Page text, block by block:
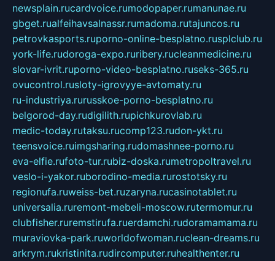
newsplain.rucardvoice.rumodopaper.rumanunae.ru
gbget.rualfeihavsalnassr.rumadoma.rutajuncos.ru
petrovkasports.ruporno-online-besplatno.rusplclub.ru
york-life.rudoroga-expo.ruribery.rucleanmedicine.ru
slovar-ivrit.ruporno-video-besplatno.ruseks-365.ru
ovucontrol.rusloty-igrovyye-avtomaty.ru
ru-industriya.rurusskoe-porno-besplatno.ru
belgorod-day.rudigilith.rupichkurovlab.ru
medic-today.rutaksu.rucomp123.rudon-ykt.ru
teensvoice.ruimgsharing.rudomashnee-porno.ru
eva-elfie.rufoto-tur.rubiz-doska.rumetropoltravel.ru
veslo-i-yakor.ruborodino-media.rurostotsky.ru
regionufa.ruweiss-bet.ruzaryna.rucasinotablet.ru
universalia.ruremont-mebeli-moscow.rutermomur.ru
clubfisher.ruremstirufa.ruerdamchi.rudoramamama.ru
muraviovka-park.ruworldofwoman.ruclean-dreams.ru
arkrym.rukristinita.rudircomputer.ruhealthenter.ru